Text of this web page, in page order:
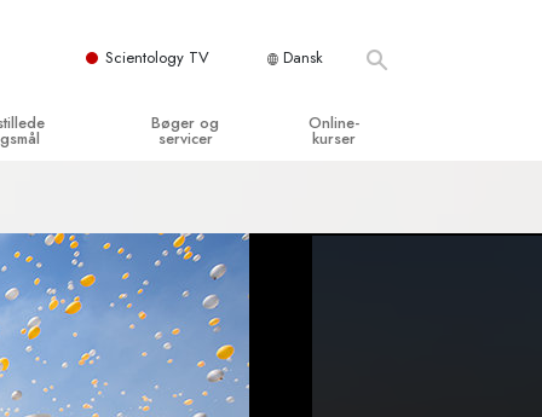
Scientology TV Dansk
Kirke
organisationerne
Bøger og
servicer
foredrag
Online-
kurser
Tilværelsens dynamikker
Bestanddelene af forståelse
Løsninger til farlige omgivelser
Assister ved sygdom og skader